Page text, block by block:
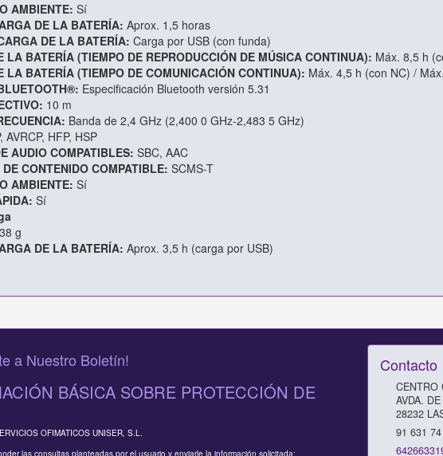
AMBIENTE: Sí
DE LA BATERÍA: Aprox. 1,5 horas
DE LA BATERÍA: Carga por USB (con funda)
LA BATERÍA (TIEMPO DE REPRODUCCIÓN DE MÚSICA CONTINUA): Máx. 8,5 h
LA BATERÍA (TIEMPO DE COMUNICACIÓN CONTINUA): Máx. 4,5 h (con NC) /
Especificación Bluetooth versión 5.31
10 m
Banda de 2,4 GHz (2,400 0 GHz-2,483 5 GHz)
AVRCP, HFP, HSP
AUDIO COMPATIBLES: SBC, AAC
CONTENIDO COMPATIBLE: SCMS-T
AMBIENTE: Sí
Sí
g
DE LA BATERÍA: Aprox. 3,5 h (carga por USB)
a Nuestro Boletín!
BÁSICA SOBRE PROTECCIÓN DE
OFIMATICOS UNISER, S.L.
las consultas planteadas por el usuario y enviarle la información solicitada;
Contacto
CENTRO
AVDA.
28232
91 631